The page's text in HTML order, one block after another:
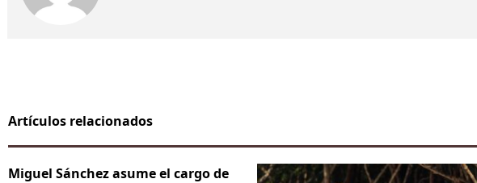
Artículos relacionados
Miguel Sánchez asume el cargo de